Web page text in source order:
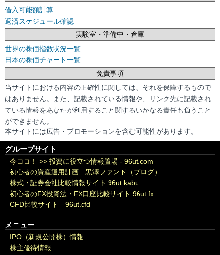
借入可能額計算
返済スケジュール確認
実験室・準備中・倉庫
世界の株価指数状況一覧
日本の株価チャート一覧
免責事項
当サイトにおける内容の正確性に関しては、それを保障するもので
はありません。また、記載されている情報や、リンク先に記載され
ている情報をあなたが利用すること関するいかなる責任も負うこと
ができません。
本サイトには広告・プロモーションを含む可能性があります。
グループサイト
今ココ！ >> 投資に役立つ情報置場 - 96ut.com
初心者の資産運用計画 黒澤ファンド（ブログ）
株式・証券会社比較情報サイト 96ut.kabu
初心者のFX投資法・FX口座比較サイト 96ut.fx
CFD比較サイト 96ut.cfd
メニュー
IPO（新規公開株）情報
株主優待情報